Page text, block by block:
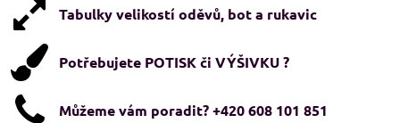
Tabulky velikostí oděvů, bot a rukavic
Potřebujete POTISK či VÝŠIVKU ?
Můžeme vám poradit? +420 608 101 851